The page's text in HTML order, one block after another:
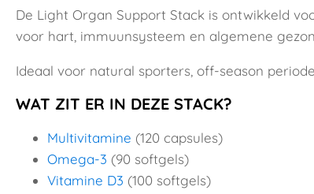
De Light Organ Support Stack is ontwikkeld
voor hart, immuunsysteem en algemene
Ideaal voor natural sporters, off-season
WAT ZIT ER IN DEZE STACK?
Multivitamine (120 capsules)
Omega-3 (90 softgels)
Vitamine D3 (100 softgels)